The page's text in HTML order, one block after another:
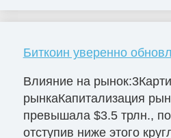
Биткоин уверенно
Влияние на
рынкаКапитализация
превышала $3.5 трлн.,
отступив ниже этого